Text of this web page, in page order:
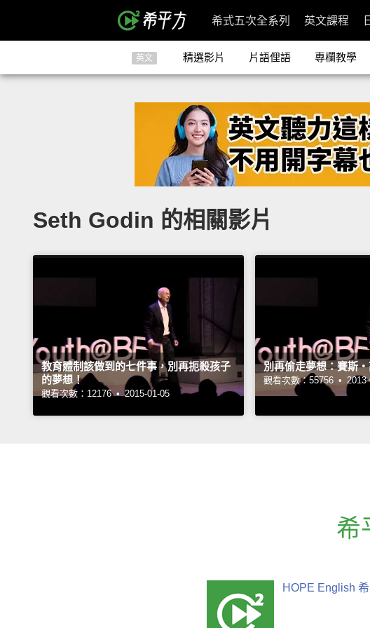
希式五次全系列 英文課程
英文 精選影片 片語俚語 專欄教學
Seth Godin 的相關影片
教育體制該做到的七件事，別再扼殺孩子
的夢想！
觀看次數：12176 • 2015-01-05
別再偷走夢想：賽斯‧
觀看次數：55756 •
希
HOPE English